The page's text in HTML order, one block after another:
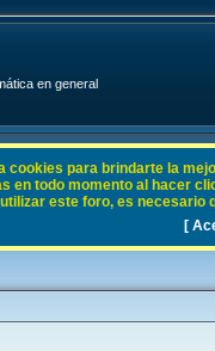
en general
cookies para brindarte la
en todo momento al hacer
este foro, es necesario
[